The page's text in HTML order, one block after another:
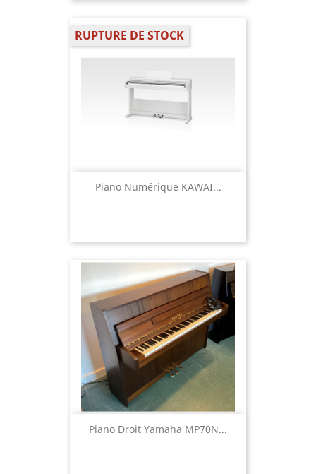
Piano Numérique KAWAI...
RUPTURE DE STOCK
Piano Droit Yamaha MP70N...